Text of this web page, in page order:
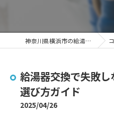
神奈川県横浜市の給湯器ならハッピーホームズ コラム
給湯器交換で失敗
選び方ガイド
2025/04/26